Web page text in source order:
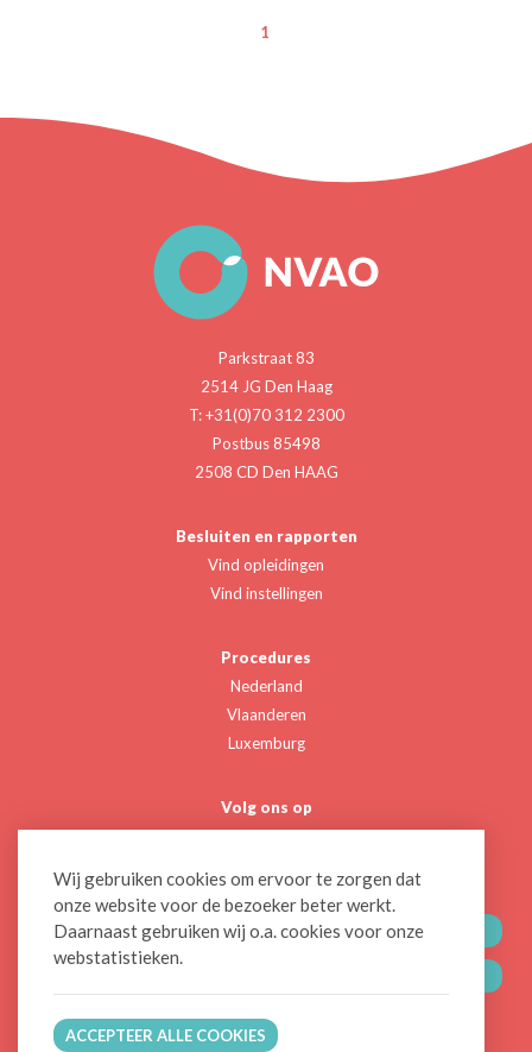
1
Wij gebruiken cookies om ervoor te zorgen dat
onze website voor de bezoeker beter werkt.
Daarnaast gebruiken wij o.a. cookies voor onze
webstatistieken.
ACCEPTEER ALLE COOKIES
Parkstraat 83
2514 JG Den Haag
T: +31(0)70 312 2300
Postbus 85498
2508 CD Den HAAG
Besluiten en rapporten
Vind opleidingen
Vind instellingen
Procedures
Nederland
Vlaanderen
Luxemburg
Volg ons op
Twitter
CONTACTEER ONS